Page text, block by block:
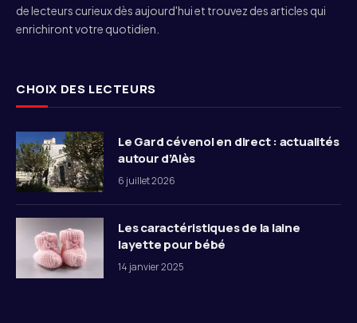
de lecteurs curieux dès aujourd'hui et trouvez des articles qui
enrichiront votre quotidien.
CHOIX DES LECTEURS
Le Gard cévenol en direct : actualités
autour d’Alès
6 juillet 2026
Les caractéristiques de la laine
layette pour bébé
14 janvier 2025